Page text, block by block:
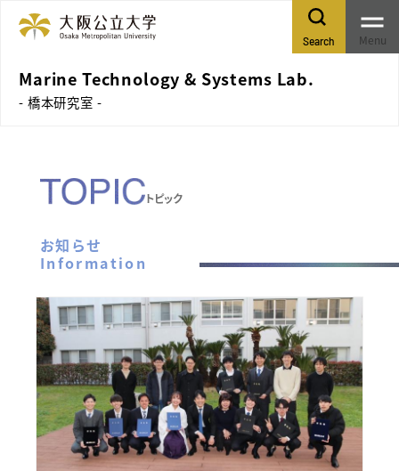
Marine Technology & Systems Lab.
- 橋本研究室 -
Search Menu
トピック